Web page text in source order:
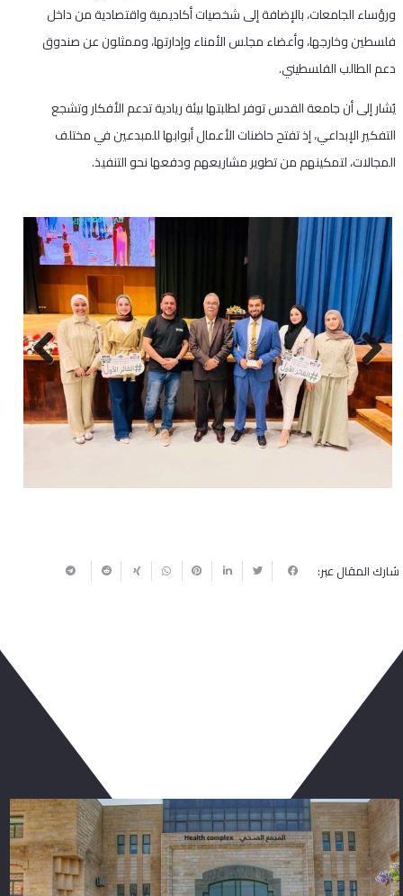
ورؤساء الجامعات، بالإضافة إلى شخصيات أكاديمية واقتصادية من داخل
فلسطين وخارجها، وأعضاء مجلس الأمناء وإدارتها، وممثلون عن صندوق
دعم الطالب الفلسطيني.
يُشار إلى أن جامعة القدس توفر لطلبتها بيئة ريادية تدعم الأفكار وتشجع
التفكير الإبداعي، إذ تفتح حاضنات الأعمال أبوابها للمبدعين في مختلف
المجالات، لتمكينهم من تطوير مشاريعهم ودفعها نحو التنفيذ.
Previous
Next
شارك المقال عبر: